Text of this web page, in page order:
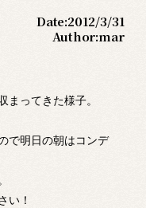
Date:2012/3/31
Author:mar
まってきた様子。
で明日の朝はコンデ
い！